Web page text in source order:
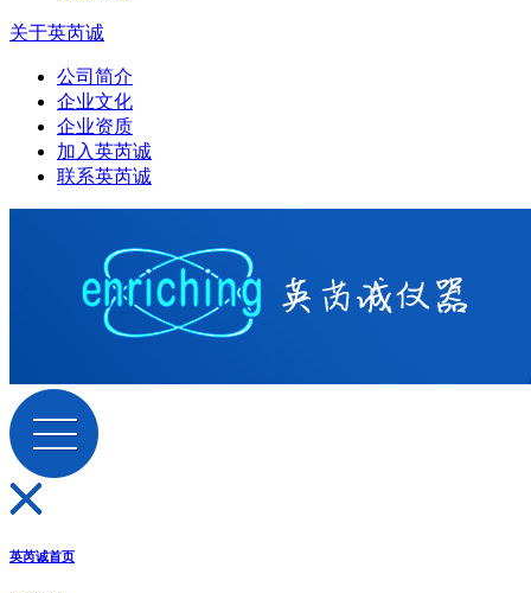
关于英芮诚
公司简介
企业文化
企业资质
加入英芮诚
联系英芮诚
英芮诚首页